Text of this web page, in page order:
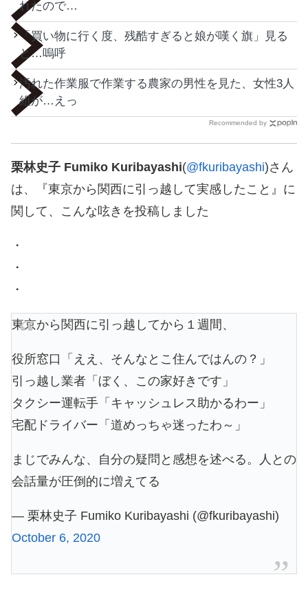
れたので…
「買い物に行く度、残酷すぎると娘が嘆く旗」見る
と…嗚呼
汚れた作業服で作業する農家の男性を見た、女性3人
組が…えっ
Recommended by
栗林史子 Fumiko Kuribayashi(@fkuribayashi)さん
は、『東京から関西に引っ越して実感したこと』に
関して、こんな呟きを投稿しました
・
・
・
東京から関西に引っ越してから１週間、
役所窓口「ええ、そんなとこ住んではんの？」
引っ越し業者「ぼく、この家好きです」
タクシー運転手「キャッシュレス助かるわー」
宅配ドライバー「道めっちゃ迷ったわ～」
まじでみんな、自分の疑問と感想を述べる。人との
会話量が圧倒的に増えてる
— 栗林史子 Fumiko Kuribayashi (@fkuribayashi)
October 6, 2020